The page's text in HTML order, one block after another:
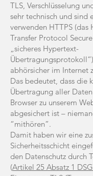
TLS, Verschlüsselung
sehr technisch und sind
verwenden HTTPS (das
Transfer Protocol
„sicheres Hypertext-
abhörsicher im Internet
Das bedeutet, dass die
Übertragung aller
Browser zu unserem
abgesichert ist –
“mithören”.
Damit haben wir eine
Sicherheitsschicht
den Datenschutz durch
(Artikel 25 Absatz 1